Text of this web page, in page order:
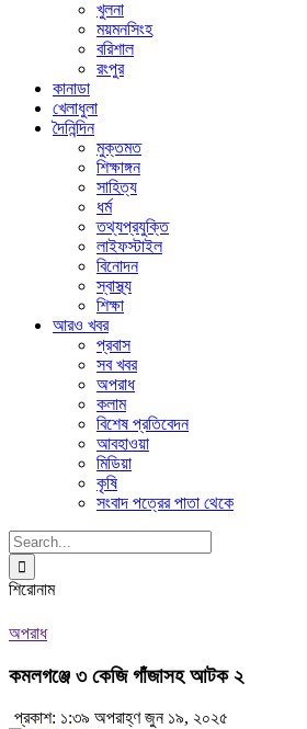
খুলনা
ময়মনসিংহ
বরিশাল
রংপুর
কানাডা
খেলাধুলা
দৈনিন্দিন
মুক্তমত
শিক্ষাঙ্গন
সাহিত্য
ধর্ম
তথ্যপ্রযুক্তি
লাইফস্টাইল
বিনোদন
স্বাস্থ্য
শিক্ষা
আরও খবর
প্রবাস
সব খবর
অপরাধ
কলাম
বিশেষ প্রতিবেদন
আবহাওয়া
মিডিয়া
কৃষি
সংবাদ পত্রের পাতা থেকে
Search
for:
শিরোনাম
অপরাধ
কমলগঞ্জে ৩ কেজি গাঁজাসহ আটক ২
প্রকাশ: ১:৩৯ অপরাহ্ণ জুন ১৯, ২০২৫